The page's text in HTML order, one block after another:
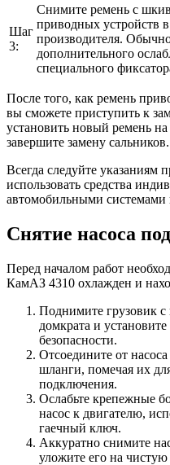
Шаг
3:
Снимите ремень с
приводных устройств
производителя.
дополнительного
специального
После того, как ремень
вы сможете приступить к
установить новый ремень
завершите замену сальников.
Всегда следуйте указаниям
использовать средства
автомобильными системами
Снятие насоса
Перед началом работ
КамАЗ 4310 охлажден и
Поднимите грузовик
домкрата и
безопасности.
Отсоедините от
шланги, помечая их
подключения.
Ослабьте крепежные
насос к двигателю,
гаечный ключ.
Аккуратно снимите
уложите его на